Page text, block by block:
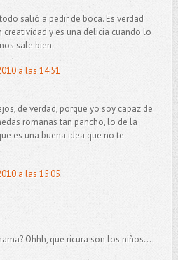
salió a pedir de boca. Es verdad
y es una delicia cuando lo
sale bien.
a las 14:51
de verdad, porque yo soy capaz de
romanas tan pancho, lo de la
es una buena idea que no te
a las 15:05
Ohhh, que ricura son los niños....